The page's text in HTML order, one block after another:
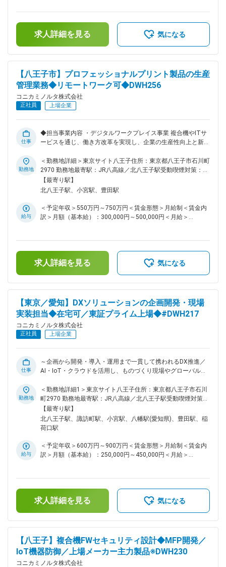
ンシング事業部 モビリティ事業推進部は、自動車メーカーお
よびそれを支えるTier1サプライヤー向けに、外観検査・塗装
検査ソリューションを提供する事業を担っています。 ・グル
ープ会社EINES（スペイン）の外観検査技術とコニカミノルタ
／日本のグローバル4極体制でビジネスを展開しています。 ・
特に自動車の塗装工程は、品質・コスト・環境負荷（CO2、
VOC、エネルギー消費）の観点で改善余地が大きく、当社が
今後最も注力する領域の一つです。 ■ポジションの魅力： ・
これまで培われた自動車塗装工程の現場知見を、当社の外観検
査ソリューションと融合し、業界に新たな価値をもたらせる独
ら創り上げることができます。 ・カーボンニュートラル・省
エネ・品質改善という社会的意義の大きなテーマに取り組むこ
る事業のため、海外OEMとの協業機会も豊富です。 ・事業立
ち上げフェーズのため裁量が大きく、自らソリューションを設
計し、市場へ展開する手応えを得られます。 ■リモートワーク
頻度： 週2～3日を出社日とし、その他は業務内容に応じて柔
期は、出社・出張が増えます。 変更の範囲：会社の定める業
務
り、選考を通じて上下する可能性があります。月給(月額)は固
定手当を含めた表記です。
求人詳細を見る 気になる
【八王子市】プロフェッショナルプリント製品の生産
管理業務◆リモートワーク可◆DWH256
コニカミノルタ株式会社
正社員 上場企業
仕事
◆担当事業内容 ・デジタルワークプレイス事業 複合機やITサ
ービスを通じ、働き方改革を実現し、企業の生産性向上と新し
ト事業 商業・産業印刷の最前線で、最先端デジタル印刷技術
を提供し、ビジネスの創造性と価値創出を支える事業 ◆仕事内
容 生産管理は、製品を「必要な量・品質・タイミング」で届
けるため、需要予測から生産計画、在庫・納期管理までを統括
される製品を対象に、社内外の関係者と連携し、安定供給とコ
スト最適化を実現します。 ◆主な業務 ・販売所要変動に伴う
た調整 ・取り扱い製品への環境規制品目含有調査サポート ・
自社生産拠点や委託先への生産移管、供給体制の構築を推進 ◆
ポジションの魅力 ・事業の根幹となる「供給・コスト・利
益」に関わり、製品が世の中に届けられるまでのプロセス全体
関係者と連携しながら最適な形を実現していく役割を担える
・海外含む複数の生産拠点と関わりながら、グローバルな視点
で業務に携われる ・需給やコストなどのデータをもとに、状
況を整理しながら意思決定を支える力が身につく ・多くの関
係者の間に立ち、調整力やコミュニケーション力を活かして成
果を生み出せるポジション ◆リモートワーク頻度 リモートワ
のコミュニケーション機会を重視し、一定期間は出社を基本と
しています。その後は業務状況に応じてリモートワークを取り
勤務地
＜勤務地詳細＞東京サイト八王子住所：東京都八王子市石川町
2970 勤務地最寄駅：JR八高線／北八王子駅受動喫煙対策：屋
内全面禁煙変更の範囲：会社の定める事業所（リモートワーク
含む）
【最寄り駅】
北八王子駅、小宮駅、豊田駅
給与
＜予定年収＞550万円～750万円＜賃金形態＞月給制＜賃金内
訳＞月額（基本給）：300,000円～500,000円＜月給＞
り、選考を通じて上下する可能性があります。月給(月額)は固
定手当を含めた表記です。
求人詳細を見る 気になる
【東京／愛知】DXソリューションの企画開発・現場
実装担当◆在宅可／東証プライム上場◆#DWH217
コニカミノルタ株式会社
正社員 上場企業
仕事
～企画から開発・導入・運用まで一貫して携われるDX推進／
AI・IoT・クラウドを活用し、ものづくり現場やグローバル事
（AI、IoT、クラウド、アナリティクス等）で新たな価値創造
と課題解決を行っていただきます。 コニカミノルタおよび、
国内外グループ会社、主要お取引先様の業務フロー（直接・間
接部門の双方）が対象となり、幅広い企業や事業・部門の支援
をお任せします。 ■業務詳細： ご本人の希望や適性を考慮
加価値最大化（品質・コスト・納期）：現場と協働で課題抽
出・要件定義を行いデジタルソリューションの企画と実装を主
クチャの構成設計・エンジニアリングまでを担当 （3）デジタ
ルソリューション導入後のエンドユーザーサポート：導入現場
での効果測定と改善、高度化（必要に応じて保守やメンテ）
（4）ITインフラ・セキュリティの設計と構築 ■所属部門の役
タグループのDXを牽引する部署です。 AIによる業務プロセス
高度化、IoTによるデータ収集・可視化・価値創造、SCMのグ
ローバル連携、顧客の課題解決など、「ものづくりの現場 × デ
ジタル」をキーワードとして事業貢献を続けています。 ■仕事
の魅力・やりがい： ・企画～開発～導入～運用定着まで一貫
勤務地
＜勤務地詳細1＞東京サイト八王子住所：東京都八王子市石川
町2970 勤務地最寄駅：JR八高線／北八王子駅受動喫煙対策：
屋内全面禁煙＜勤務地詳細2＞瑞穂サイト住所：愛知県豊川市
穂ノ原3-22-1 勤務地最寄駅：名鉄豊川線／諏訪町駅受動喫煙
対策：屋内全面禁煙変更の範囲：会社の定める事業所（リモー
【最寄り駅】
北八王子駅、諏訪町駅、小宮駅、八幡駅(愛知県)、豊田駅、稲
荷口駅
給与
＜予定年収＞600万円～900万円＜賃金形態＞月給制＜賃金内
訳＞月額（基本給）：250,000円～450,000円＜月給＞
り、選考を通じて上下する可能性があります。月給(月額)は固
定手当を含めた表記です。
求人詳細を見る 気になる
【八王子】複合機FWセキュリティ設計◆MFP開発／
IoT機器防御／上場メーカー主力製品※DWH230
コニカミノルタ株式会社